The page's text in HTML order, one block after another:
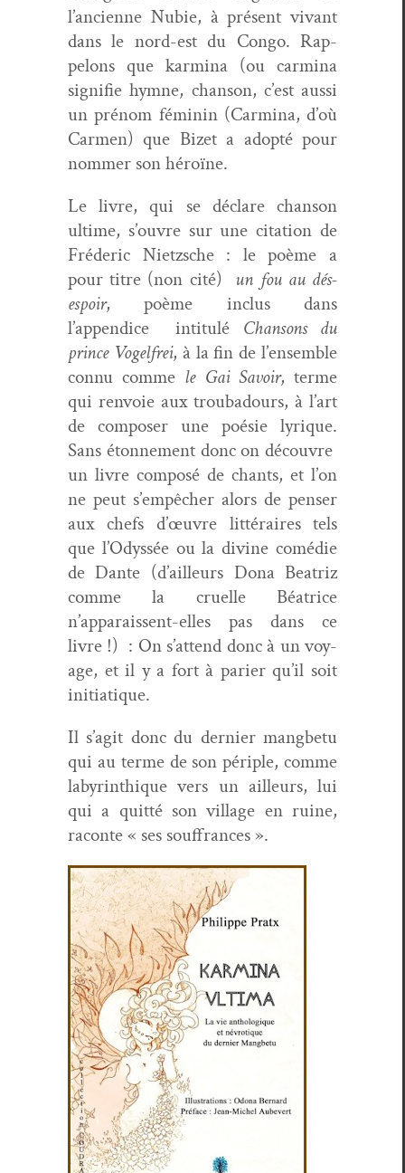
l’ancienne Nubie, à présent vivant
dans le nord-est du Con­go. Rap­
pelons que karmi­na (ou carmi­na
sig­ni­fie hymne, chan­son, c’est aus­si
un prénom féminin (Carmi­na, d’où
Car­men) que Bizet a adop­té pour
nom­mer son héroïne.
Le livre, qui se déclare chan­son
ultime, s’ouvre sur une cita­tion de
Fréder­ic Niet­zsche : le poème a
pour titre (non cité) un fou au dés­
espoir, poème inclus dans
l’appendice inti­t­ulé Chan­sons du
prince Vogel­frei, à la fin de l’ensemble
con­nu comme le Gai Savoir, terme
qui ren­voie aux trou­ba­dours, à l’art
de com­pos­er une poésie lyrique.
Sans éton­nement donc on décou­vre
un livre com­posé de chants, et l’on
ne peut s’empêcher alors de penser
aux chefs d’œuvre lit­téraires tels
que l’Odyssée ou la divine comédie
de Dante (d’ailleurs Dona Beat­riz
comme la cru­elle Béa­trice
n’apparaissent-elles pas dans ce
livre !) : On s’attend donc à un voy­
age, et il y a fort à pari­er qu’il soit
initiatique.
Il s’agit donc du dernier mang­be­tu
qui au terme de son périple, comme
labyrinthique vers un ailleurs, lui
qui a quit­té son vil­lage en ruine,
racon­te « ses souffrances ».